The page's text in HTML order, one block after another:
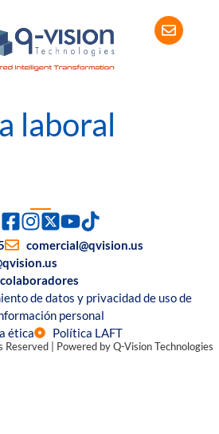
laboral
comercial@qvision.us
de datos y privacidad de uso de
personal
ética
Política LAFT
| Powered by Q-Vision Technologies